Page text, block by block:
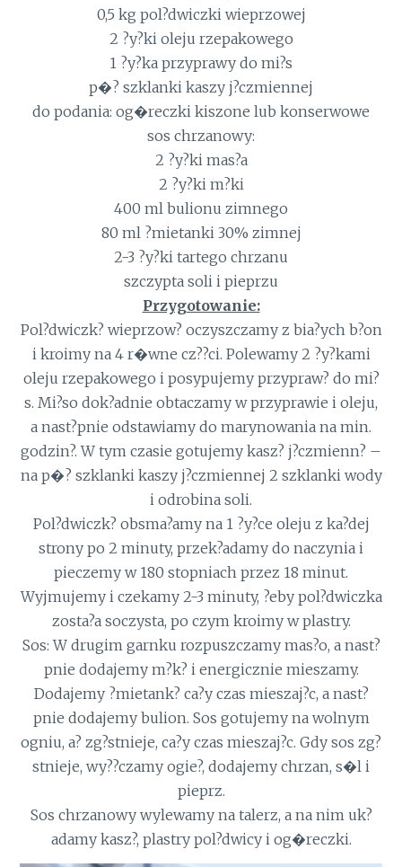
0,5 kg pol?dwiczki wieprzowej
2 ?y?ki oleju rzepakowego
1 ?y?ka przyprawy do mi?s
p�? szklanki kaszy j?czmiennej
do podania: og�reczki kiszone lub konserwowe
sos chrzanowy:
2 ?y?ki mas?a
2 ?y?ki m?ki
400 ml bulionu zimnego
80 ml ?mietanki 30% zimnej
2-3 ?y?ki tartego chrzanu
szczypta soli i pieprzu
Przygotowanie:
Pol?dwiczk? wieprzow? oczyszczamy z bia?ych b?on
i kroimy na 4 r�wne cz??ci. Polewamy 2 ?y?kami
oleju rzepakowego i posypujemy przypraw? do mi?
s. Mi?so dok?adnie obtaczamy w przyprawie i oleju,
a nast?pnie odstawiamy do marynowania na min.
godzin?. W tym czasie gotujemy kasz? j?czmienn? –
na p�? szklanki kaszy j?czmiennej 2 szklanki wody
i odrobina soli.
Pol?dwiczk? obsma?amy na 1 ?y?ce oleju z ka?dej
strony po 2 minuty, przek?adamy do naczynia i
pieczemy w 180 stopniach przez 18 minut.
Wyjmujemy i czekamy 2-3 minuty, ?eby pol?dwiczka
zosta?a soczysta, po czym kroimy w plastry.
Sos: W drugim garnku rozpuszczamy mas?o, a nast?
pnie dodajemy m?k? i energicznie mieszamy.
Dodajemy ?mietank? ca?y czas mieszaj?c, a nast?
pnie dodajemy bulion. Sos gotujemy na wolnym
ogniu, a? zg?stnieje, ca?y czas mieszaj?c. Gdy sos zg?
stnieje, wy??czamy ogie?, dodajemy chrzan, s�l i
pieprz.
Sos chrzanowy wylewamy na talerz, a na nim uk?
adamy kasz?, plastry pol?dwicy i og�reczki.